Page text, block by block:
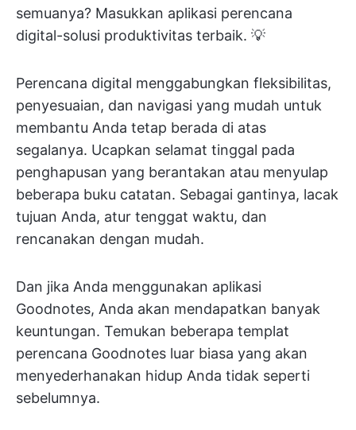
semuanya? Masukkan aplikasi perencana
digital-solusi produktivitas terbaik. 💡
Perencana digital menggabungkan fleksibilitas,
penyesuaian, dan navigasi yang mudah untuk
membantu Anda tetap berada di atas
segalanya. Ucapkan selamat tinggal pada
penghapusan yang berantakan atau menyulap
beberapa buku catatan. Sebagai gantinya, lacak
tujuan Anda, atur tenggat waktu, dan
rencanakan dengan mudah.
Dan jika Anda menggunakan aplikasi
Goodnotes, Anda akan mendapatkan banyak
keuntungan. Temukan beberapa templat
perencana Goodnotes luar biasa yang akan
menyederhanakan hidup Anda tidak seperti
sebelumnya.